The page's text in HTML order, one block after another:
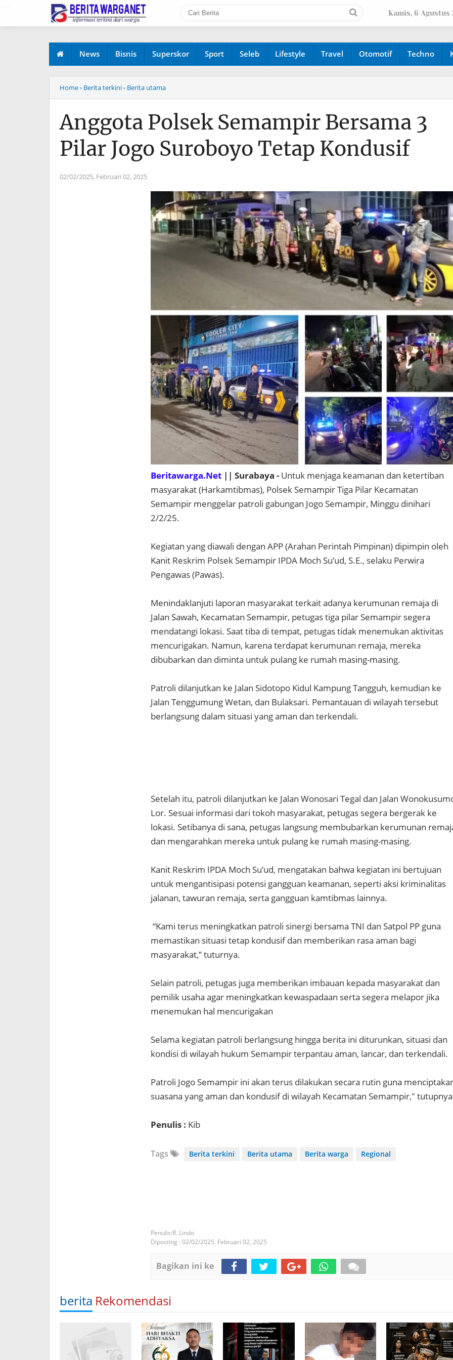
Kamis, 6 Agustus
News Bisnis Superskor Sport Seleb Lifestyle Travel Otomotif Techno
Home› Berita terkini› Berita utama
Anggota Polsek Semampir Bersama 3
Pilar Jogo Suroboyo Tetap Kondusif
02/02/2025, Februari 02, 2025
Beritawarga.Net || Surabaya - Untuk menjaga keamanan dan ketertiban
masyarakat (Harkamtibmas), Polsek Semampir Tiga Pilar Kecamatan
Semampir menggelar patroli gabungan Jogo Semampir, Minggu dinihari
2/2/25.
Kegiatan yang diawali dengan APP (Arahan Perintah Pimpinan) dipimpin oleh
Kanit Reskrim Polsek Semampir IPDA Moch Su’ud, S.E., selaku Perwira
Pengawas (Pawas).
Menindaklanjuti laporan masyarakat terkait adanya kerumunan remaja di
Jalan Sawah, Kecamatan Semampir, petugas tiga pilar Semampir segera
mendatangi lokasi. Saat tiba di tempat, petugas tidak menemukan aktivitas
mencurigakan. Namun, karena terdapat kerumunan remaja, mereka
dibubarkan dan diminta untuk pulang ke rumah masing-masing.
Patroli dilanjutkan ke Jalan Sidotopo Kidul Kampung Tangguh, kemudian ke
Jalan Tenggumung Wetan, dan Bulaksari. Pemantauan di wilayah tersebut
berlangsung dalam situasi yang aman dan terkendali.
Setelah itu, patroli dilanjutkan ke Jalan Wonosari Tegal dan Jalan
Lor. Sesuai informasi dari tokoh masyarakat, petugas segera bergerak ke
lokasi. Setibanya di sana, petugas langsung membubarkan kerumunan
dan mengarahkan mereka untuk pulang ke rumah masing-masing.
Kanit Reskrim IPDA Moch Su’ud, mengatakan bahwa kegiatan ini bertujuan
untuk mengantisipasi potensi gangguan keamanan, seperti aksi kriminalitas
jalanan, tawuran remaja, serta gangguan kamtibmas lainnya.
“Kami terus meningkatkan patroli sinergi bersama TNI dan Satpol PP guna
memastikan situasi tetap kondusif dan memberikan rasa aman bagi
masyarakat,” tuturnya.
Selain patroli, petugas juga memberikan imbauan kepada masyarakat dan
pemilik usaha agar meningkatkan kewaspadaan serta segera melapor jika
menemukan hal mencurigakan
Selama kegiatan patroli berlangsung hingga berita ini diturunkan, situasi dan
kondisi di wilayah hukum Semampir terpantau aman, lancar, dan terkendali.
Patroli Jogo Semampir ini akan terus dilakukan secara rutin guna
suasana yang aman dan kondusif di wilayah Kecamatan Semampir,"
Penulis : Kib
Tags Berita terkini Berita utama Berita warga Regional
R. Lindo
Diposting : 02/02/2025, Februari 02, 2025
Bagikan ini ke
berita Rekomendasi